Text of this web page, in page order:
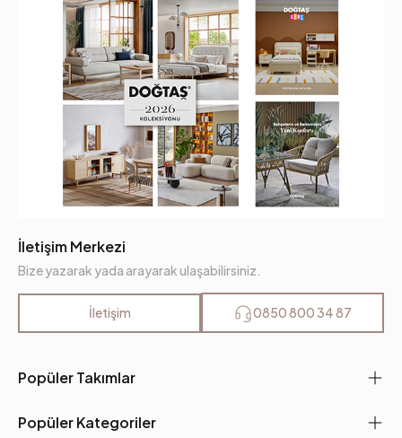
Popüler Takımlar
Popüler Kategoriler
İletişim Merkezi
Bize yazarak yada arayarak ulaşabilirsiniz.
İletişim 0850 800 34 87